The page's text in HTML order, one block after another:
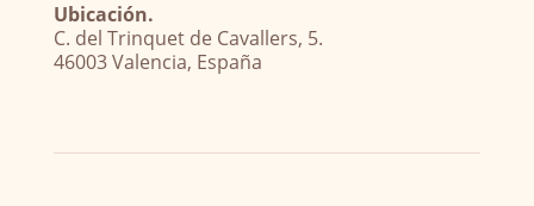
Ubicación.
C. del Trinquet de Cavallers, 5.
46003 Valencia, España